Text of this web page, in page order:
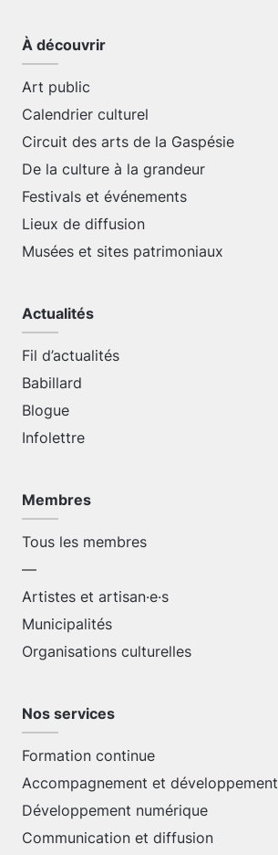
À découvrir
Art public
Calendrier culturel
Circuit des arts de la Gaspésie
De la culture à la grandeur
Festivals et événements
Lieux de diffusion
Musées et sites patrimoniaux
Actualités
Fil d’actualités
Babillard
Blogue
Infolettre
Membres
Tous les membres
—
Artistes et artisan·e·s
Municipalités
Organisations culturelles
Nos services
Formation continue
Accompagnement et développement
Développement numérique
Communication et diffusion